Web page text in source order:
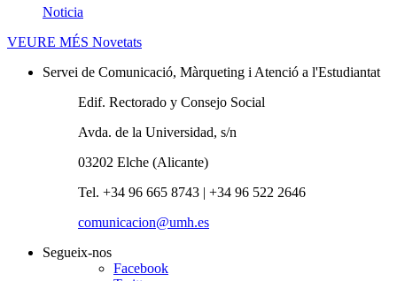
Noticia
VEURE MÉS Novetats
Servei de Comunicació, Màrqueting i Atenció a l'Estudiantat
Edif. Rectorado y Consejo Social
Avda. de la Universidad, s/n
03202 Elche (Alicante)
Tel. +34 96 665 8743 | +34 96 522 2646
comunicacion@umh.es
Segueix-nos
Facebook